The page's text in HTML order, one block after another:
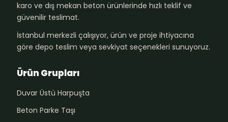
karo ve dış mekan beton ürünlerinde hızlı teklif ve
güvenilir teslimat.
İstanbul merkezli çalışıyor, ürün ve proje ihtiyacına
göre depo teslim veya sevkiyat seçenekleri sunuyoruz.
Ürün Grupları
Duvar Üstü Harpuşta
Beton Parke Taşı